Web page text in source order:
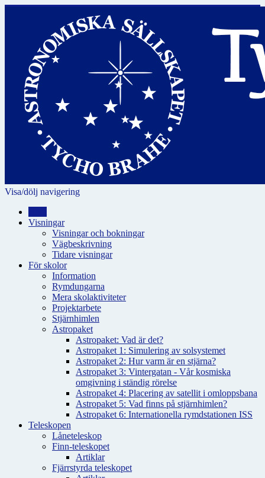
Visa/dölj navigering
Visningar
Visningar och bokningar
Vägbeskrivning
Tidare visningar
För skolor
Information
Rymdungarna
Mera skolaktiviteter
Projektarbete
Stjärnhimlen
Astropaket
Astropaket: Vad är det?
Astropaket 1: Simulering av solsystemet
Astropaket 2: Hur varm är en stjärna?
Astropaket 3: Vintergatan - Vår kosmiska
omgivning i ständig rörelse
Astropaket 4: Placering av satellit i omloppsbana
Astropaket 5: Vad finns på stjärnhimlen?
Astropaket 6: Internationella rymdstationen ISS
Teleskopen
Låneteleskop
Finn-teleskopet
Artiklar
Fjärrstyrda teleskopet